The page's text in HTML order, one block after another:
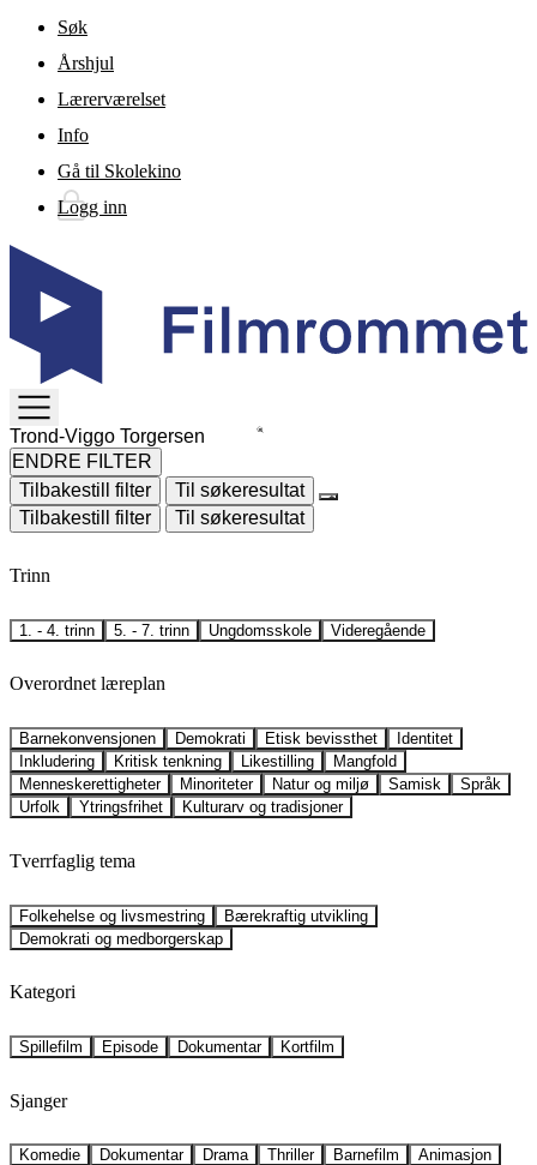
Gå til hovedinnhold
Søk
Årshjul
Lærerværelset
Info
Gå til Skolekino
Logg inn
TOGGLE
MENU
ENDRE FILTER
Tilbakestill filter
Til søkeresultat
Tilbakestill filter
Til søkeresultat
Trinn
1. - 4. trinn 5. - 7. trinn Ungdomsskole Videregående
Overordnet læreplan
Barnekonvensjonen Demokrati Etisk bevissthet
Identitet
Inkludering
Kritisk tenkning Likestilling
Mangfold
Menneskerettigheter
Minoriteter Natur og miljø Samisk
Språk
Urfolk
Ytringsfrihet Kulturarv og tradisjoner
Tverrfaglig tema
Folkehelse og livsmestring
Bærekraftig utvikling
Demokrati og medborgerskap
Kategori
Spillefilm Episode Dokumentar Kortfilm
Sjanger
Komedie Dokumentar Drama Thriller Barnefilm
Animasjon